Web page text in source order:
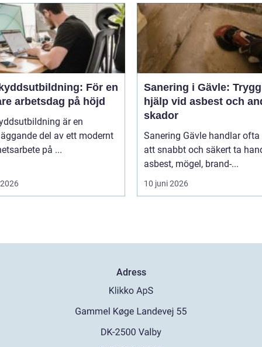
För en
arbetsdag på höjd
är en
del av ett modernt
på ...
Sanering i Gävle: Trygg
hjälp vid asbest och
skador
Sanering Gävle handlar ofta
att snabbt och säkert ta
asbest, mögel, brand-...
10 juni 2026
Adress